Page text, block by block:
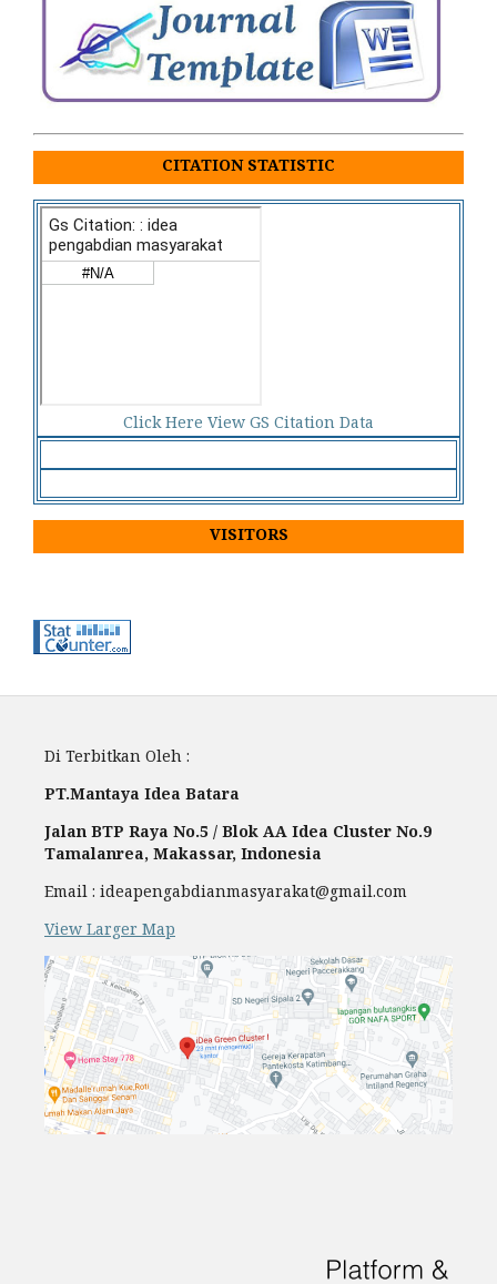
CITATION STATISTIC
Click Here View GS Citation Data
VISITORS
Di Terbitkan Oleh :
PT.Mantaya Idea Batara
Jalan BTP Raya No.5 / Blok AA Idea Cluster No.9
Tamalanrea, Makassar, Indonesia
Email : ideapengabdianmasyarakat@gmail.com
View Larger Map